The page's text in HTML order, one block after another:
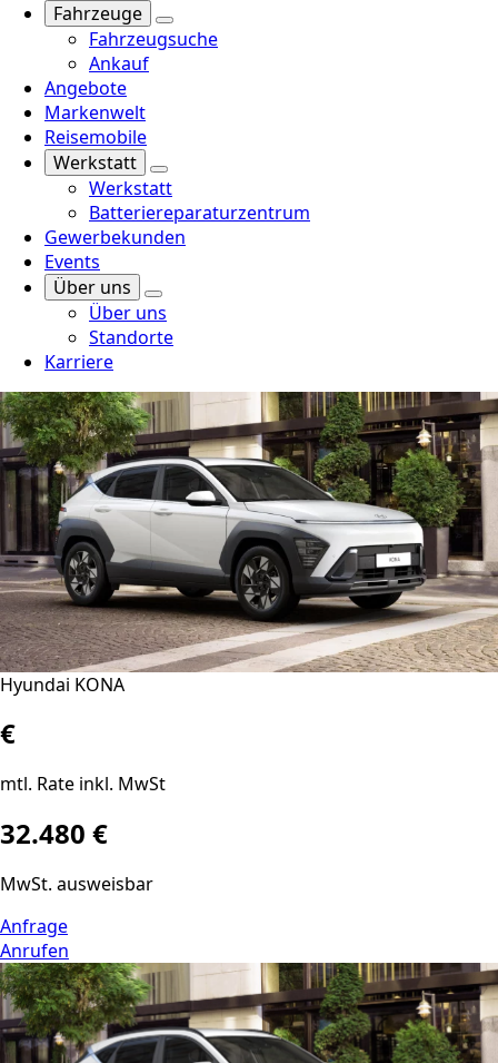
Fahrzeuge
Fahrzeugsuche
Ankauf
Angebote
Markenwelt
Reisemobile
Werkstatt
Werkstatt
Batteriereparaturzentrum
Gewerbekunden
Events
Über uns
Über uns
Standorte
Karriere
Hyundai KONA
€
mtl. Rate inkl. MwSt
32.480 €
MwSt. ausweisbar
Anfrage
Anrufen